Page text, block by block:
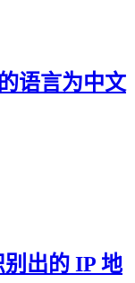
语言为中文
出的 IP 地